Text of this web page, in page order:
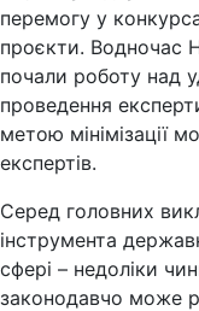
перемогу у
проєкти. Водночас
почали роботу над
проведення
метою мінімізації
експертів.
Серед головних
інструмента
сфері – недоліки
законодавчо може